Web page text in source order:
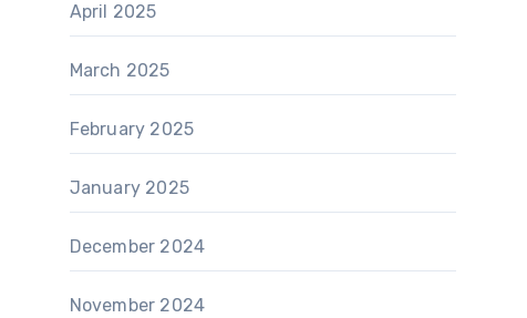
April 2025
March 2025
February 2025
January 2025
December 2024
November 2024